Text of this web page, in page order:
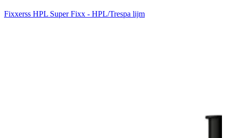
Fixxerss HPL Super Fixx - HPL/Trespa lijm